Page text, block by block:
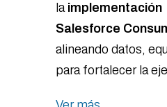
la implementación
Salesforce
alineando datos,
para fortalecer la